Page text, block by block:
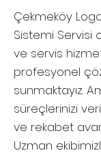
Çekmeköy
Sistemi Servisi
ve servis
profesyonel
sunmaktayız.
süreçlerinizi
ve rekabet
Uzman